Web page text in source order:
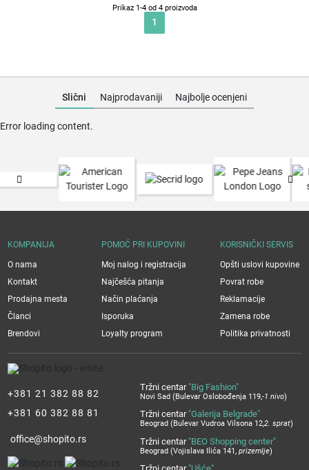
Prikaz 1-4 od 4 proizvoda
1
Slični Najprodavaniji Najbolje ocenjeni
Error loading content.
+381 21 382 88 82
+381 60 382 88 81
office@shopito.rs
Tržni centar "Big Fashion"
Novi Sad (Bulevar Oslobođenja 119,-1 nivo)
Tržni centar "Galerija Belgrade"
Beograd (Bulevar Vudroa Vilsona 12,2. sprat)
Tržni centar "BEO Shopping center"
Beograd (Vojislava Ilića 141, prizemlje)
KOMPANIJA
O nama
Kontakt
Prodajna mesta
Članci
Brendovi
POMOĆ PRI KUPOVINI
Moj nalog i registracija
Najčešća pitanja
Način plaćanja
Isporuka
Loyalty program
KORISNIČKI SERVIS
Opšti uslovi kupovine
Povrat robe
Reklamacije
Zamena robe
Politika privatnosti